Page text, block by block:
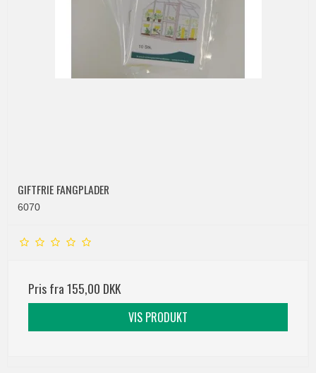
GIFTFRIE FANGPLADER
6070
Pris fra155,00 DKK
VIS PRODUKT